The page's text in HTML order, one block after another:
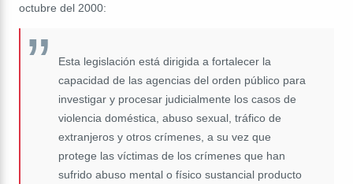
octubre del 2000:
Esta legislación está dirigida a fortalecer la
capacidad de las agencias del orden público para
investigar y procesar judicialmente los casos de
violencia doméstica, abuso sexual, tráfico de
extranjeros y otros crímenes, a su vez que
protege las víctimas de los crímenes que han
sufrido abuso mental o físico sustancial producto